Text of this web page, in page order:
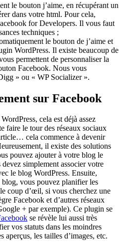
le bouton j’aime, en récupérant un
dans votre html. Pour cela,
for Developers. Il vous faut
techniques ;
le bouton de j’aime et
WordPress. Il existe beaucoup de
permettent de personnaliser la
Facebook. Nous vous
» ou « WP Socializer ».
sur Facebook
cela est déjà assez
le tour des réseaux sociaux
cela commence à devenir
il existe des solutions
pouvez ajouter à votre blog le
devez simplement associer votre
le blog WordPress. Ensuite,
blog, vous pouvez planifier les
coup d’œil, si vous cherchez une
Facebook et d’autres réseaux
+ par exemple). Ce plugin se
se révèle lui aussi très
vos statuts dans les moindres
aperçus, les tailles d’images, etc.